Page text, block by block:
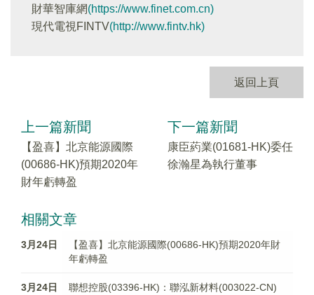
財華智庫網(https://www.finet.com.cn)
現代電視FINTV(http://www.fintv.hk)
返回上頁
上一篇新聞
【盈喜】北京能源國際
(00686-HK)預期2020年
財年虧轉盈
下一篇新聞
康臣葯業(01681-HK)委任
徐瀚星為執行董事
相關文章
3月24日
【盈喜】北京能源國際(00686-HK)預期2020年財
年虧轉盈
3月24日 聯想控股(03396-HK)：聯泓新材料(003022-CN)